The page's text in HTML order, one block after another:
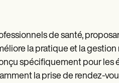
de santé,
la pratique et la
spécifiquement pour les
la prise de rendez-